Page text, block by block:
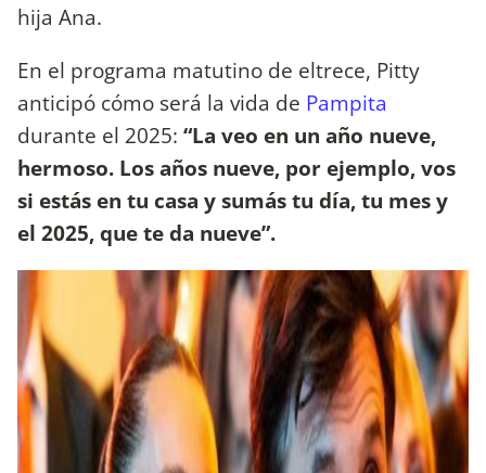
hija Ana.
En el programa matutino de eltrece, Pitty
anticipó cómo será la vida de Pampita
durante el 2025: “La veo en un año nueve,
hermoso. Los años nueve, por ejemplo, vos
si estás en tu casa y sumás tu día, tu mes y
el 2025, que te da nueve”.